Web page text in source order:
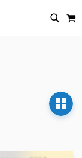
CERCA